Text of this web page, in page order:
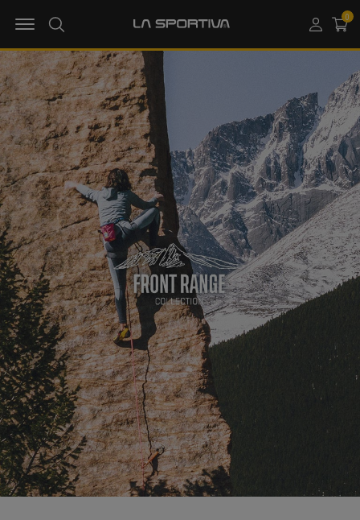
MENU OPEN 0